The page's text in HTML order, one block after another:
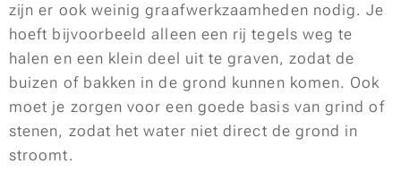
zijn er ook weinig graafwerkzaamheden nodig. Je
hoeft bijvoorbeeld alleen een rij tegels weg te
halen en een klein deel uit te graven, zodat de
buizen of bakken in de grond kunnen komen. Ook
moet je zorgen voor een goede basis van grind of
stenen, zodat het water niet direct de grond in
stroomt.